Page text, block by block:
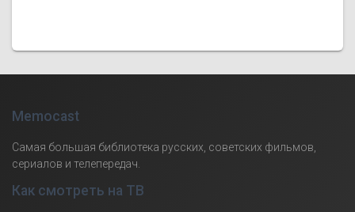
Memocast
Самая большая библиотека русских, советских фильмов,
сериалов и телепередач.
Как смотреть на ТВ